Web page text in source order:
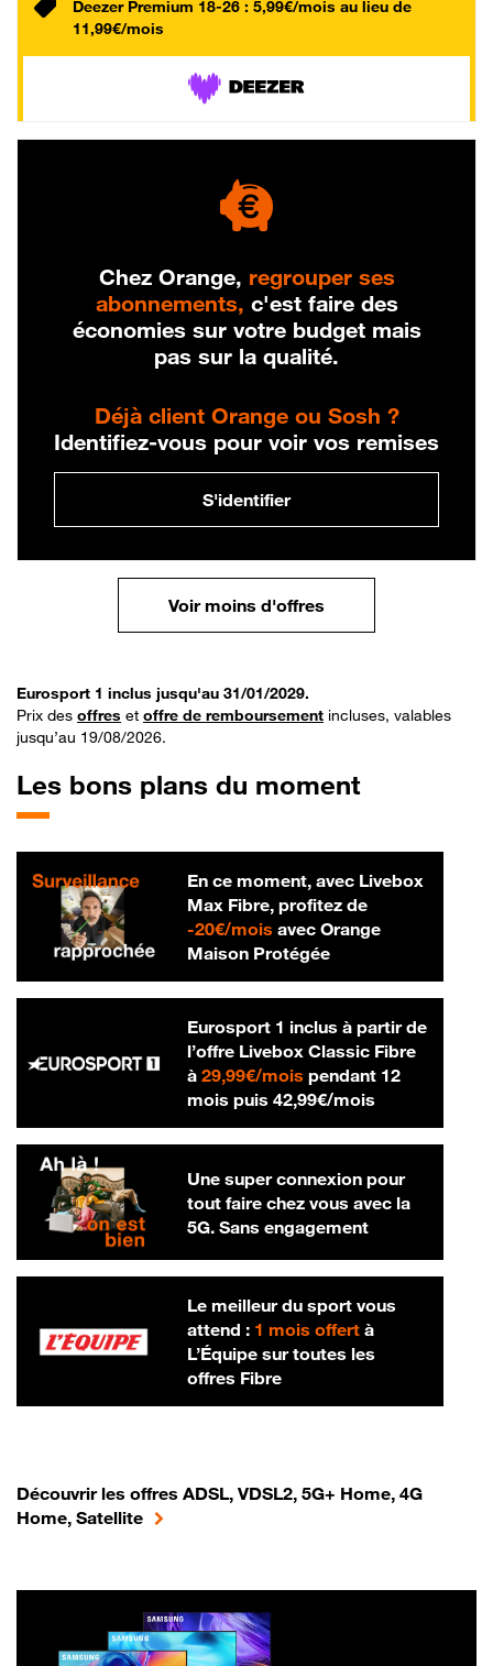
Deezer Premium 18-26 : 5,99€/mois au lieu de
11,99€/mois
Chez Orange, regrouper ses
abonnements, c'est faire des
économies sur votre budget mais
pas sur la qualité.
Déjà client Orange ou Sosh ?
Identifiez-vous pour voir vos remises
S'identifier
Voir moins d'offres
Eurosport 1 inclus jusqu'au 31/01/2029.
Prix des offres et offre de remboursement incluses, valables
jusqu’au 19/08/2026.
Les bons plans du moment
En ce moment, avec Livebox
Max Fibre, profitez de
-20€/mois20 € par mois
avec Orange
Maison Protégée
Eurosport 1 inclus à partir de
l’offre Livebox Classic Fibre
à 29,99€/mois29,99 € par mois
pendant 12
mois puis 42,99€/mois42,99 € par
Une super connexion pour
tout faire chez vous avec la
5G. Sans engagement
Le meilleur du sport vous
attend : 1 mois offertà
L’Équipe sur toutes les
offres Fibre
Découvrir les offres ADSL, VDSL2, 5G+ Home, 4G
Home, Satellite